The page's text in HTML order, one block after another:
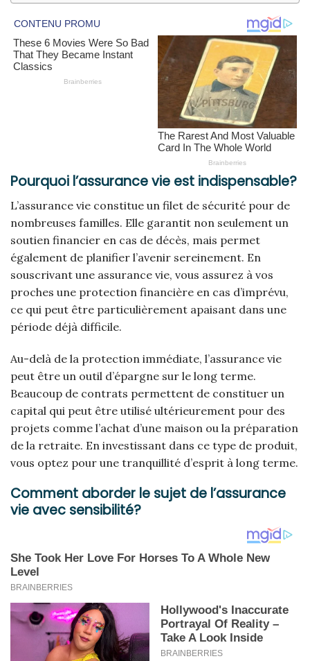
Pourquoi l’assurance vie est indispensable?
L’assurance vie constitue un filet de sécurité pour de
nombreuses familles. Elle garantit non seulement un
soutien financier en cas de décès, mais permet
également de planifier l’avenir sereinement. En
souscrivant une assurance vie, vous assurez à vos
proches une protection financière en cas d’imprévu,
ce qui peut être particulièrement apaisant dans une
période déjà difficile.
Au-delà de la protection immédiate, l’assurance vie
peut être un outil d’épargne sur le long terme.
Beaucoup de contrats permettent de constituer un
capital qui peut être utilisé ultérieurement pour des
projets comme l’achat d’une maison ou la préparation
de la retraite. En investissant dans ce type de produit,
vous optez pour une tranquillité d’esprit à long terme.
Comment aborder le sujet de l’assurance
vie avec sensibilité?